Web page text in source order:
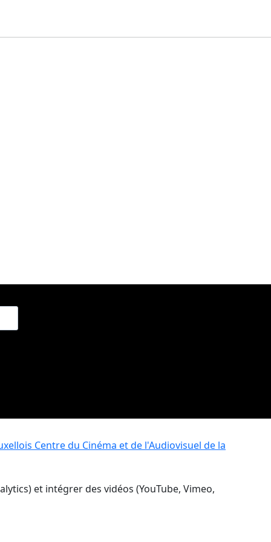
Centre du Cinéma et de l'Audiovisuel de la
et intégrer des vidéos (YouTube, Vimeo,